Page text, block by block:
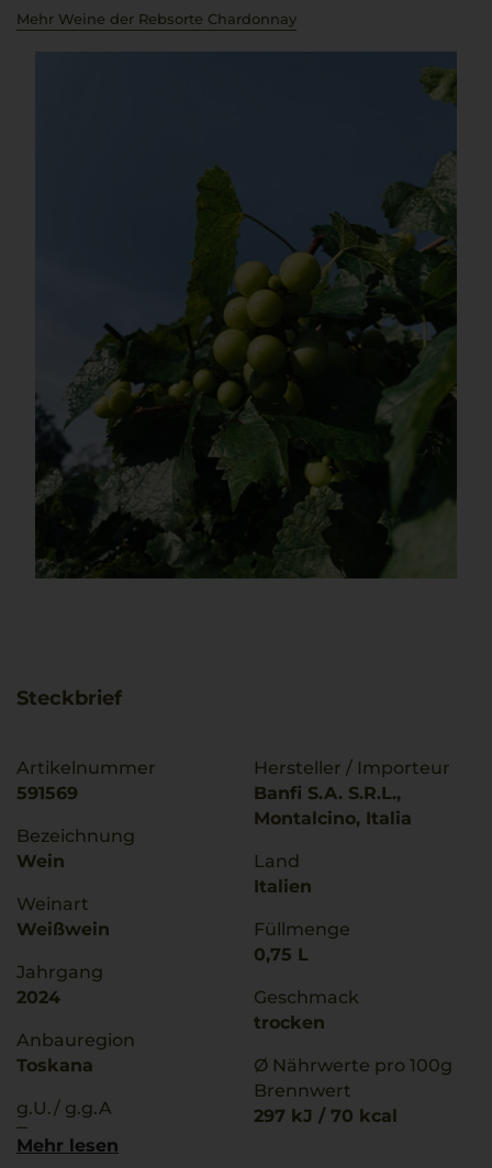
Mehr Weine der Rebsorte Chardonnay
Steckbrief
Artikelnummer
591569
Bezeichnung
Wein
Weinart
Weißwein
Jahrgang
2024
Anbauregion
Toskana
g.U./ g.g.A
Toscana
Hersteller / Importeur
Banfi S.A. S.R.L.,
Montalcino, Italia
Land
Italien
Füllmenge
0,75 L
Geschmack
trocken
Ø Nährwerte pro 100g
Brennwert
297 kJ / 70 kcal
Mehr lesen